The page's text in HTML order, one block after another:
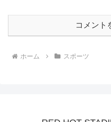
コメント
ホーム スポーツ